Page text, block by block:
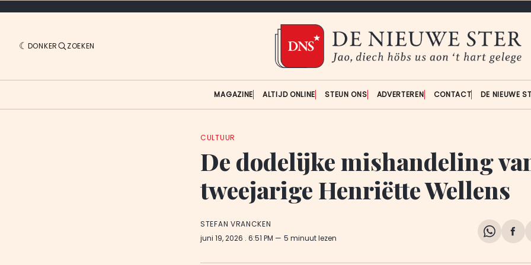
DONKER ZOEKEN
MAGAZINE ALTIJD ONLINE STEUN ONS ADVERTEREN CONTACT DE NIEUWE
CULTUUR
De dodelijke mishandeling
tweejarige Henriëtte Wellens
STEFAN VRANCKEN
juni 19, 2026 . 6:51 PM 5 minuut lezen
Share